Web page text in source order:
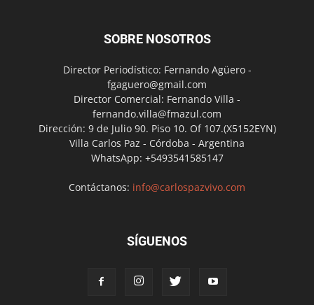
SOBRE NOSOTROS
Director Periodístico: Fernando Agüero -
fgaguero@gmail.com
Director Comercial: Fernando Villa -
fernando.villa@fmazul.com
Dirección: 9 de Julio 90. Piso 10. Of 107.(X5152EYN)
Villa Carlos Paz - Córdoba - Argentina
WhatsApp: +5493541585147
Contáctanos: info@carlospazvivo.com
SÍGUENOS